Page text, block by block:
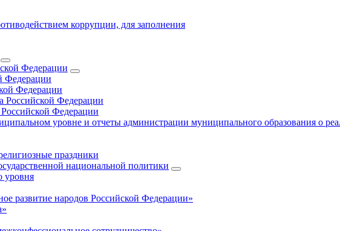
коррупции, для заполнения
Федерации
Федерации
Федерации
Российской Федерации
Федерации
уровне и отчеты администрации муниципального образования о
праздники
национальной политики
уровня
развитие народов Российской Федерации»